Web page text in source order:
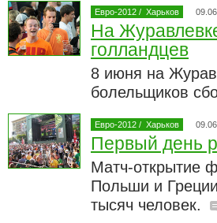
Евро-2012 / Харьков
На
голландцев
8 июня на
болельщиков
Евро-2012 / Харьков
Первый день
Матч-открытие
Польши и
тысяч человек.